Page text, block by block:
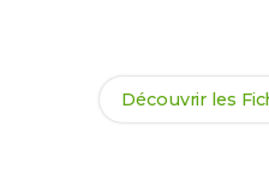
Découvrir les